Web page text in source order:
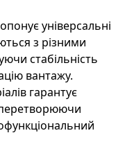
універсальні
з різними
стабільність
вантажу.
гарантує